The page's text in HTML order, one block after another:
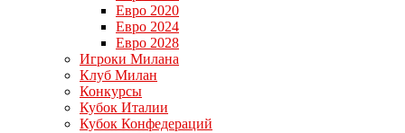
Евро 2020
Евро 2024
Евро 2028
Игроки Милана
Клуб Милан
Конкурсы
Кубок Италии
Кубок Конфедераций